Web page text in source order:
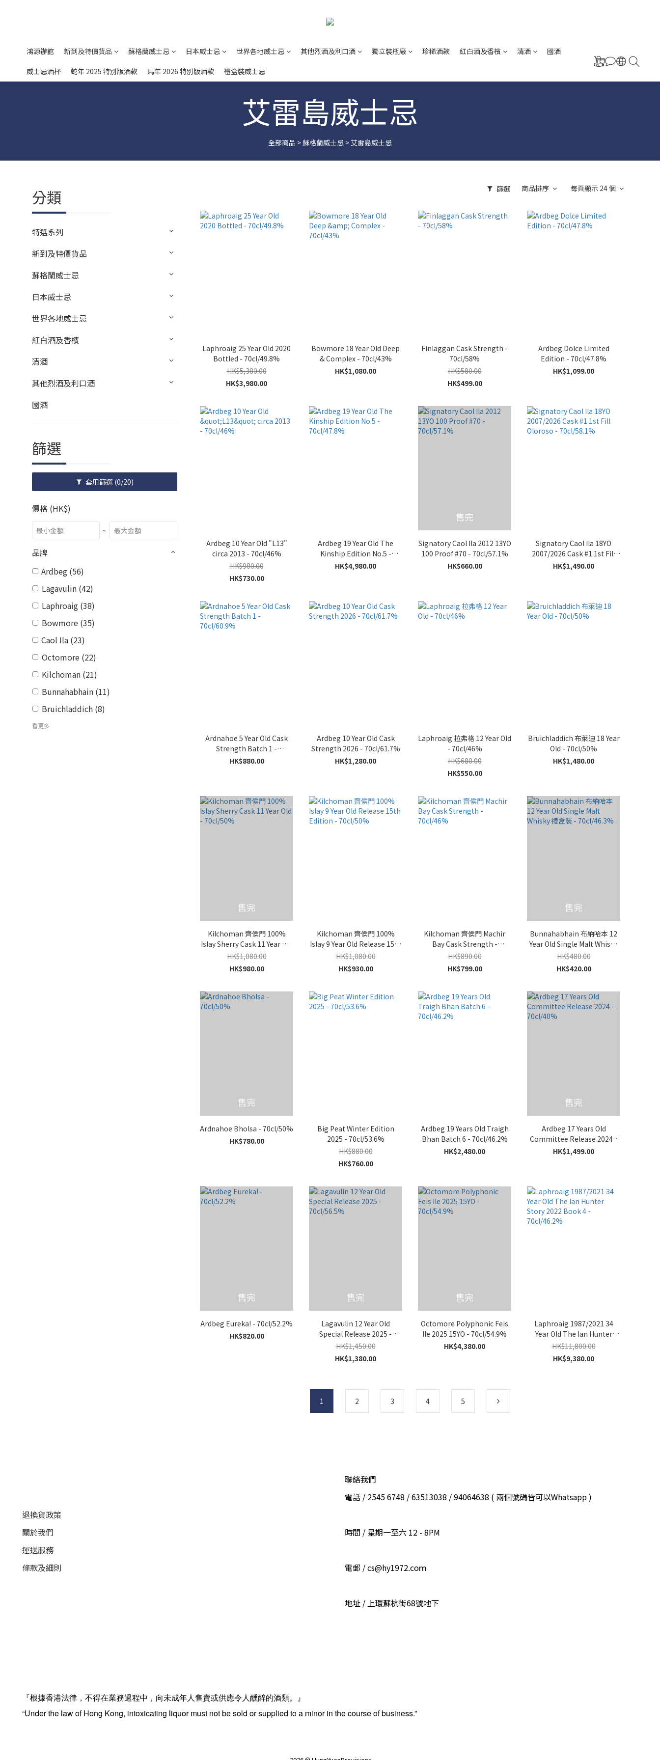
鴻源辦館 新到及特價貨品 蘇格蘭威士忌 日本威士忌 世界各地威士忌 其他烈酒及利口酒 獨立裝瓶廠 珍稀酒款 紅白酒及香檳 清酒 國酒
威士忌酒杯 蛇年 2025 特別版酒款 馬年 2026 特別版酒款 禮盒裝威士忌
艾雷島威士忌
全部商品 >蘇格蘭威士忌>艾雷島威士忌
分類
特選系列
新到及特價貨品
蘇格蘭威士忌
日本威士忌
世界各地威士忌
紅白酒及香檳
清酒
其他烈酒及利口酒
國酒
篩選
套用篩選 (0/20)
價格 (HK$)
~
品牌
Ardbeg (56)
Lagavulin (42)
Laphroaig (38)
Bowmore (35)
Caol Ila (23)
Octomore (22)
Kilchoman (21)
Bunnahabhain (11)
Bruichladdich (8)
看更多
篩選 商品排序 每頁顯示 24 個
Laphroaig 25 Year Old 2020
Bottled - 70cl/49.8%
HK$5,380.00
HK$3,980.00
Bowmore 18 Year Old Deep
& Complex - 70cl/43%
HK$1,080.00
Finlaggan Cask Strength -
70cl/58%
HK$580.00
HK$499.00
Ardbeg Dolce Limited
Edition - 70cl/47.8%
HK$1,099.00
Ardbeg 10 Year Old "L13"
circa 2013 - 70cl/46%
HK$980.00
HK$730.00
Ardbeg 19 Year Old The
Kinship Edition No.5 -
70cl/47.8%
HK$4,980.00
售完
Signatory Caol Ila 2012 13YO
100 Proof #70 - 70cl/57.1%
HK$660.00
Signatory Caol Ila 18YO
2007/2026 Cask #1 1st Fill
Oloroso - 70cl/58.1%
HK$1,490.00
Ardnahoe 5 Year Old Cask
Strength Batch 1 -
70cl/60.9%
HK$880.00
Ardbeg 10 Year Old Cask
Strength 2026 - 70cl/61.7%
HK$1,280.00
Laphroaig 拉弗格 12 Year Old
- 70cl/46%
HK$680.00
HK$550.00
Bruichladdich 布萊迪 18 Year
Old - 70cl/50%
HK$1,480.00
售完
Kilchoman 齊侯門 100%
Islay Sherry Cask 11 Year Old
- 70cl/50%
HK$1,080.00
HK$980.00
Kilchoman 齊侯門 100%
Islay 9 Year Old Release 15th
Edition - 70cl/50%
HK$1,080.00
HK$930.00
Kilchoman 齊侯門 Machir
Bay Cask Strength -
70cl/46%
HK$890.00
HK$799.00
售完
Bunnahabhain 布納哈本 12
Year Old Single Malt Whisky
禮盒裝 - 70cl/46.3%
HK$480.00
HK$420.00
售完
Ardnahoe Bholsa - 70cl/50%
HK$780.00
Big Peat Winter Edition
2025 - 70cl/53.6%
HK$880.00
HK$760.00
Ardbeg 19 Years Old Traigh
Bhan Batch 6 - 70cl/46.2%
HK$2,480.00
售完
Ardbeg 17 Years Old
Committee Release 2024 -
70cl/40%
HK$1,499.00
售完
Ardbeg Eureka! - 70cl/52.2%
HK$820.00
售完
Lagavulin 12 Year Old
Special Release 2025 -
70cl/56.5%
HK$1,450.00
HK$1,380.00
售完
Octomore Polyphonic Feis
Ile 2025 15YO - 70cl/54.9%
HK$4,380.00
Laphroaig 1987/2021 34
Year Old The Ian Hunter
Story 2022 Book 4 -
70cl/46.2%
HK$11,800.00
HK$9,380.00
1 2 3 4 5
退換貨政策
關於我們
運送服務
條款及細則
聯絡我們
電話 / 2545 6748 / 63513038 / 94064638 ( 兩個號碼皆可以Whatsapp )
時間 / 星期一至六 12 - 8PM
電郵 / cs@hy1972.coｍ
地址 / 上環蘇杭街68號地下
『根據香港法律，不得在業務過程中，向未成年人售賣或供應令人醺醉的酒類。』
“Under the law of Hong Kong, intoxicating liquor must not be sold or supplied to a minor in the course of business.”